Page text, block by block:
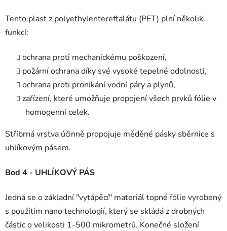
Tento plast z polyethylentereftalátu (PET) plní několik
funkcí:
ochrana proti mechanickému poškození,
požární ochrana díky své vysoké tepelné odolnosti,
ochrana proti pronikání vodní páry a plynů,
zařízení, které umožňuje propojení všech prvků fólie v
homogenní celek.
Stříbrná vrstva účinně propojuje měděné pásky sběrnice s
uhlíkovým pásem.
Bod 4 - UHLÍKOVÝ PÁS
Jedná se o základní "vytápěcí" materiál topné fólie vyrobený
s použitím nano technologií, který se skládá z drobných
částic o velikosti 1-500 mikrometrů. Konečné složení